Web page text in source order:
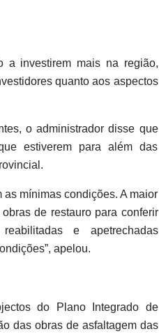
a investirem mais na região,
quanto aos aspectos
o administrador disse que
estiverem para além das
mínimas condições. A maior
de restauro para conferir
e apetrechadas
apelou.
do Plano Integrado de
das obras de asfaltagem das